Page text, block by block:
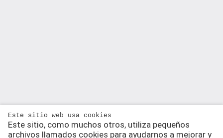
Este sitio web usa cookies
Este sitio, como muchos otros, utiliza pequeños
archivos llamados cookies para ayudarnos a mejorar y